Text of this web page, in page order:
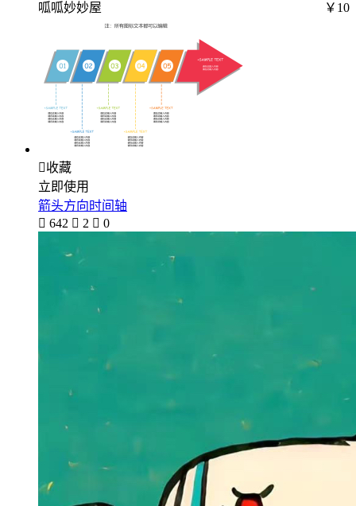
呱呱妙妙屋 ￥10
收藏
立即使用
箭头方向时间轴
 642  2  0